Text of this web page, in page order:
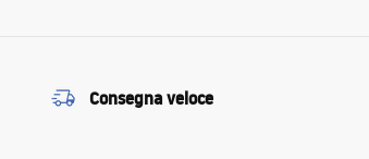
Consegna veloce